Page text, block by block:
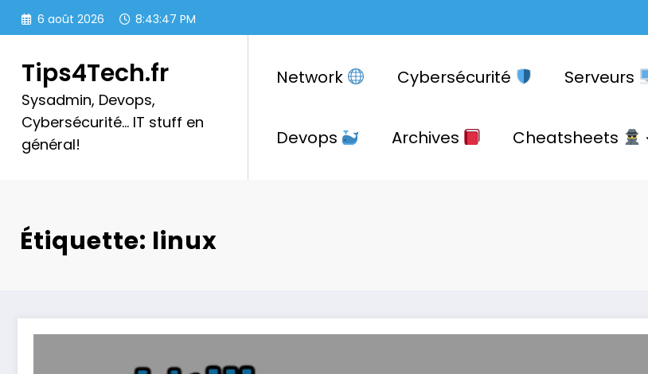
Aller
6 août 2026 8:43:48 PM
Tips4Tech.fr
Sysadmin, Devops,
Cybersécurité… IT stuff en
général!
Network Cybersécurité Serveurs
Devops Archives Cheatsheets
Étiquette: linux